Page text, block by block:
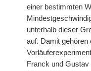
einer bestimmten
unterhalb dieser
auf. Damit gehören
Franck und